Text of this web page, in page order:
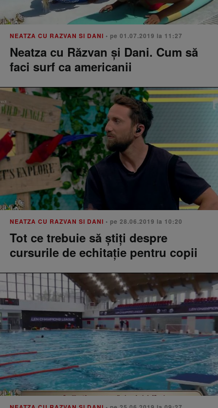
NEATZA CU RAZVAN SI DANI • pe 01.07.2019 la 11:27
Neatza cu Răzvan și Dani. Cum să
faci surf ca americanii
NEATZA CU RAZVAN SI DANI • pe 28.06.2019 la 10:20
Tot ce trebuie să ştiţi despre
cursurile de echitaţie pentru copii